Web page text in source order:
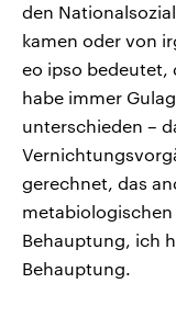
den
kamen oder von
eo ipso bedeutet,
habe immer
unterschieden –
gerechnet, das
Behauptung, ich
Behauptung.